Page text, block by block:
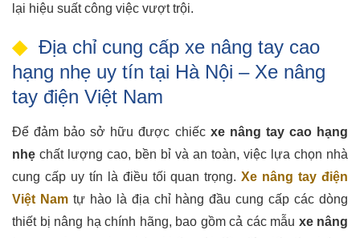
lại hiệu suất công việc vượt trội.
Địa chỉ cung cấp xe nâng tay cao
hạng nhẹ uy tín tại Hà Nội – Xe nâng
tay điện Việt Nam
Để đảm bảo sở hữu được chiếc xe nâng tay cao hạng
nhẹ chất lượng cao, bền bỉ và an toàn, việc lựa chọn nhà
cung cấp uy tín là điều tối quan trọng.Xe nâng tay điện
Việt Nam tự hào là địa chỉ hàng đầu cung cấp các dòng
thiết bị nâng hạ chính hãng, bao gồm cả các mẫu xe nâng